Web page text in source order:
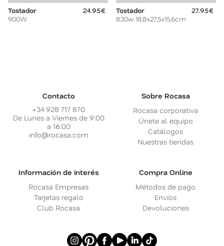
Tostador
24.95€
900W
Tostador
27.95€
830w 18,8x27,5x15,6cm
Contacto
+34 928 717 870
De Lunes a Viernes de 9:00
a 16:00
info@rocasa.com
Sobre Rocasa
Rocasa corporativa
Únete al equipo
Catálogos
Nuestras tiendas
Información de interés
Rocasa Empresas
Tarjetas regalo
Club Rocasa
Compra Online
Métodos de pago
Envíos
Devoluciones